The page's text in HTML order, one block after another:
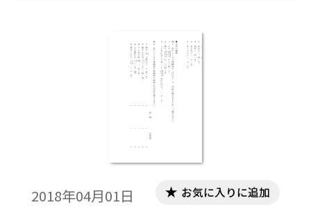
2018年04月01日 お気に入りに追加